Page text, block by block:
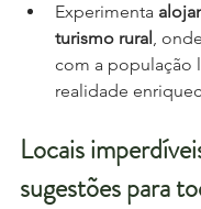
Experimenta
turismo rural ,
com a população
realidade
Locais
sugestões para